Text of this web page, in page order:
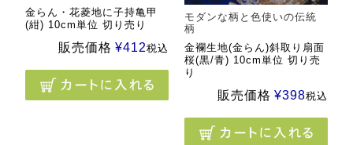
金らん・花菱地に子持亀甲
(紺) 10cm単位 切り売り
販売価格 ¥412税込
モダンな柄と色使いの伝統
柄
金襴生地(金らん)斜取り扇面
桜(黒/青) 10cm単位 切り売
り
販売価格 ¥398税込